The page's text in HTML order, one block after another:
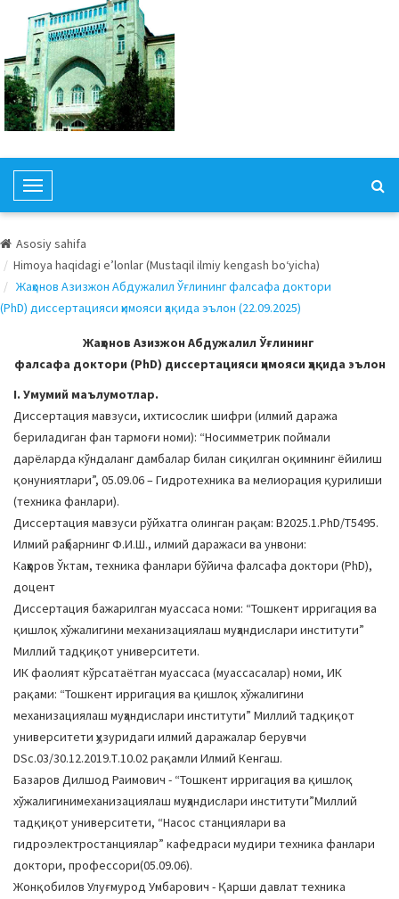
T
o
g
e
N
v
g
a
t
i
o
n
Asosiy sahifa
Himoya haqidagi e’lonlar (Mustaqil ilmiy kengash bo‘yicha)
Жаҳонов Азизжон Абдужалил Ўғлининг фалсафа доктори
(PhD) диссертацияси ҳимояси ҳақида эълон (22.09.2025)
Жаҳонов Азизжон Абдужалил Ўғлининг
фалсафа доктори (PhD) диссертацияси ҳимояси ҳақида эълон
I. Умумий маълумотлар.
Диссертация мавзуси, ихтисослик шифри (илмий даража
бериладиган фан тармоғи номи): “Носимметрик поймали
дарёларда кўндаланг дамбалар билан сиқилган оқимнинг ёйилиш
қонуниятлари”, 05.09.06 – Гидротехника ва мелиорация қурилиши
(техника фанлари).
Диссертация мавзуси рўйхатга олинган рақам: B2025.1.PhD/T5495.
Илмий раҳбарнинг Ф.И.Ш., илмий даражаси ва унвони:
Каҳҳоров Ўктам, техника фанлари бўйича фалсафа доктори (PhD),
доцент
Диссертация бажарилган муассаса номи: “Тошкент ирригация ва
қишлоқ хўжалигини механизациялаш муҳандислари институти”
Миллий тадқиқот университети.
ИК фаолият кўрсатаётган муассаса (муассасалар) номи, ИК
рақами: “Тошкент ирригация ва қишлоқ хўжалигини
механизациялаш муҳандислари институти” Миллий тадқиқот
университети ҳузуридаги илмий даражалар берувчи
DSc.03/30.12.2019.Т.10.02 рақамли Илмий Кенгаш.
Базаров Дилшод Раимович - “Тошкент ирригация ва қишлоқ
хўжалигинимеханизациялаш муҳандислари институти”Миллий
тадқиқот университети, “Насос станциялари ва
гидроэлектростанциялар” кафедраси мудири техника фанлари
доктори, профессори(05.09.06).
Жонқобилов Улуғмурод Умбарович - Қарши давлат техника